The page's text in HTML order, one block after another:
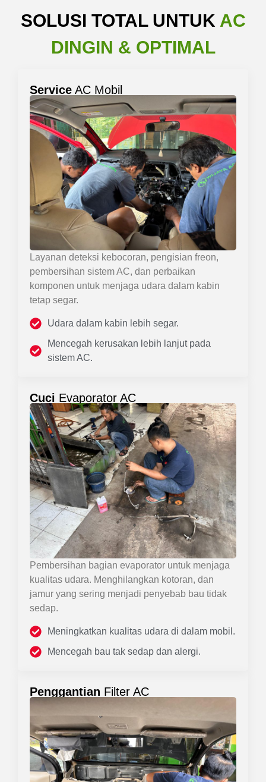
SOLUSI TOTAL UNTUK AC
DINGIN & OPTIMAL
Service AC Mobil
Layanan deteksi kebocoran, pengisian freon,
pembersihan sistem AC, dan perbaikan
komponen untuk menjaga udara dalam kabin
tetap segar.
Udara dalam kabin lebih segar.
Mencegah kerusakan lebih lanjut pada
sistem AC.
Cuci Evaporator AC
Pembersihan bagian evaporator untuk menjaga
kualitas udara. Menghilangkan kotoran, dan
jamur yang sering menjadi penyebab bau tidak
sedap.
Meningkatkan kualitas udara di dalam mobil.
Mencegah bau tak sedap dan alergi.
Penggantian Filter AC